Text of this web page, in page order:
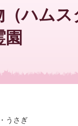
（ハム